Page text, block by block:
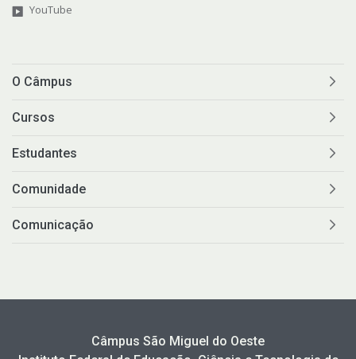
YouTube
O Câmpus
Cursos
Estudantes
Comunidade
Comunicação
Câmpus São Miguel do Oeste